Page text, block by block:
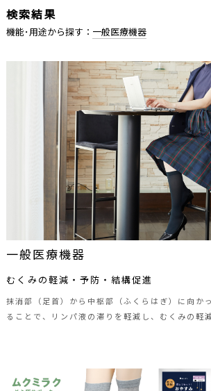
ラフィナン
アクトサイク
Petit mignon-プチミニョン-
オリーブピエド
美魅良品
LEGOO
Free Fit
着圧カルテ
Medic Piedo
WALKING LEGGINGS
Elizabeth
極美骨盤
ウォームパイルシリーズ
さざなみSHAPER
Daily Piedo
全ての機能･用途
一般医療機器
検索結果
機能･用途から探す： 一般医療機器
一般医療機器
むくみの軽減・予防・結構促進
抹消部（足首）から中枢部（ふくらはぎ）に向か
ることで、リンパ液の滞りを軽減し、むくみの軽